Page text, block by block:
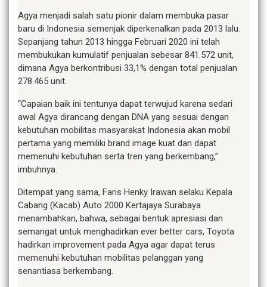
Agya menjadi salah satu pionir dalam membuka pasar
baru di Indonesia semenjak diperkenalkan pada 2013 lalu.
Sepanjang tahun 2013 hingga Februari 2020 ini telah
membukukan kumulatif penjualan sebesar 841.572 unit,
dimana Agya berkontribusi 33,1% dengan total penjualan
278.465 unit.
“Capaian baik ini tentunya dapat terwujud karena sedari
awal Agya dirancang dengan DNA yang sesuai dengan
kebutuhan mobilitas masyarakat Indonesia akan mobil
pertama yang memiliki brand image kuat dan dapat
memenuhi kebutuhan serta tren yang berkembang,”
imbuhnya.
Ditempat yang sama, Faris Henky Irawan selaku Kepala
Cabang (Kacab) Auto 2000 Kertajaya Surabaya
menambahkan, bahwa, sebagai bentuk apresiasi dan
semangat untuk menghadirkan ever better cars, Toyota
hadirkan improvement pada Agya agar dapat terus
memenuhi kebutuhan mobilitas pelanggan yang
senantiasa berkembang.